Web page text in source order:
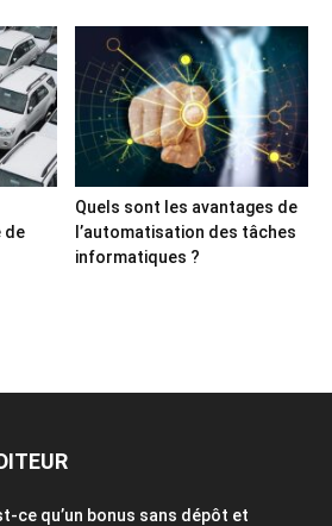
de
Quels sont les avantages de
l’automatisation des tâches
informatiques ?
ce qu’un bonus sans dépôt et